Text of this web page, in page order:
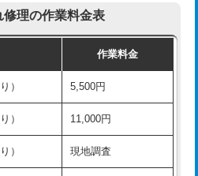
16,500円
現場見積
価格です。
11,000円+材料費
13,200円
16,500円
水栓） 16,500円
16,500円
3,300円
理の作業料金表
作業料金
） 5,500円
） 11,000円
） 現地調査